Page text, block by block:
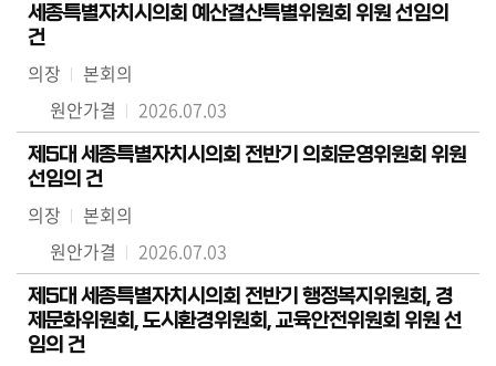
세종특별자치시의회 예산결산특별위원회 위원 선임의
건
의장
본회의
원안가결
2026.07.03
제5대 세종특별자치시의회 전반기 의회운영위원회 위원
선임의 건
의장
본회의
원안가결
2026.07.03
제5대 세종특별자치시의회 전반기 행정복지위원회, 경
제문화위원회, 도시환경위원회, 교육안전위원회 위원 선
임의 건